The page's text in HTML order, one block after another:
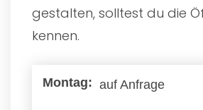
gestalten, solltest du die
kennen.
auf Anfrage